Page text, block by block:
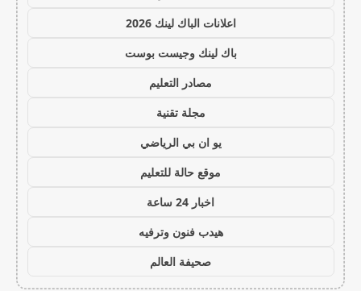
اعلانات الباك لينك 2026
باك لينك وجيست بوست
مصادر التعليم
مجلة تقنية
يو ان بي الرياضي
موقع حالة للتعليم
اخبار 24 ساعة
هيدب فنون وترفيه
صحيفة العالم